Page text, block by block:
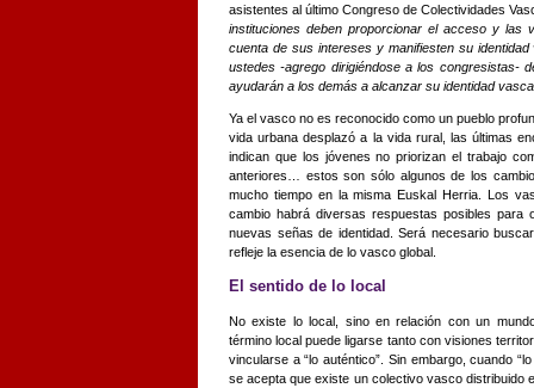
asistentes al último Congreso de Colectividades
instituciones deben proporcionar el acceso y
cuenta de sus intereses y manifiesten su
ustedes -agrego dirigiéndose a los congresistas-
ayudarán a los demás a alcanzar su identidad
Ya el vasco no es reconocido como un pueblo
vida urbana desplazó a la vida rural, las últimas
indican que los jóvenes no priorizan el trabajo
anteriores… estos son sólo algunos de los
mucho tiempo en la misma Euskal Herria. Los
cambio habrá diversas respuestas posibles para
nuevas señas de identidad. Será necesario
refleje la esencia de lo vasco global.
El sentido de lo local
No existe lo local, sino en relación con un
término local puede ligarse tanto con visiones
vincularse a “lo auténtico”. Sin embargo, cuando
se acepta que existe un colectivo vasco distribuido